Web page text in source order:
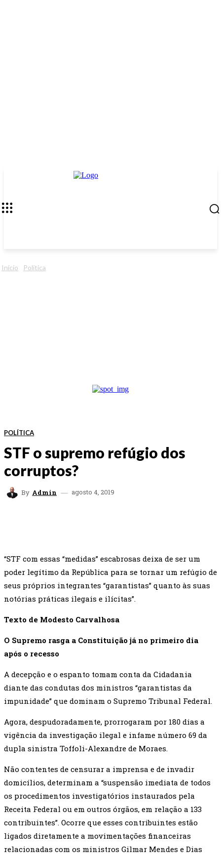
Início Política
POLÍTICA
STF o supremo refúgio dos
corruptos?
By Admin agosto 4, 2019
“STF com essas “medidas” escabrosas deixa de ser um
poder legítimo da República para se tornar um refúgio de
seus próprios integrantes “garantistas” quanto às suas
notórias práticas ilegais e ilícitas”.
Texto de Modesto Carvalhosa
O Supremo rasga a Constituição já no primeiro dia
após o recesso
A decepção e o espanto tomam conta da Cidadania
diante das condutas dos ministros “garantistas da
impunidade” que dominam o Supremo Tribunal Federal.
Agora, despudoradamente, prorrogaram por 180 dias a
vigência da investigação ilegal e infame número 69 da
dupla sinistra Toffoli-Alexandre de Moraes.
Não contentes de censurar a imprensa e de invadir
domicílios, determinam a “suspensão imediata de todos
os procedimentos investigatórios instaurados pela
Receita Federal ou em outros órgãos, em relação a 133
contribuintes”. Ocorre que esses contribuintes estão
ligados diretamente a movimentações financeiras
relacionadas com os ministros Gilmar Mendes e Dias